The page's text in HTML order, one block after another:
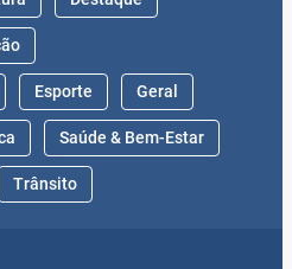
Esporte Geral
Saúde & Bem-Estar
Trânsito